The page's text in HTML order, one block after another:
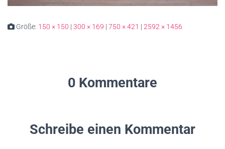
Größe: 150 × 150 | 300 × 169 | 750 × 421 | 2592 × 1456
0 Kommentare
Schreibe einen Kommentar